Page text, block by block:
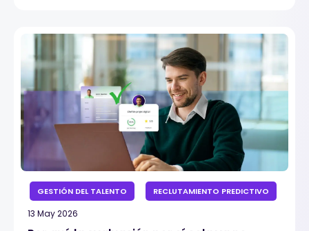
GESTIÓN DEL TALENTO RECLUTAMIENTO PREDICTIVO
13 May 2026